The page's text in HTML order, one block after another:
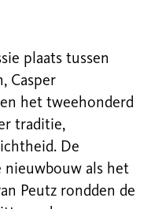
plaats tussen
Casper
het tweehonderd
traditie,
De
nieuwbouw als het
Peutz rondden de